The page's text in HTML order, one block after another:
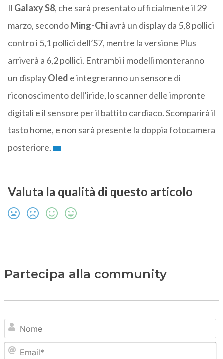
Il Galaxy S8, che sarà presentato ufficialmente il 29
marzo, secondoMing-Chiavrà un display da 5,8 pollici
contro i 5,1 pollici dell’S7, mentre la versione Plus
arriverà a 6,2 pollici. Entrambi i modelli monteranno
un displayOled e integreranno un sensore di
riconoscimento dell’iride, lo scanner delle impronte
digitali e il sensore per il battito cardiaco. Scomparirà il
tasto home, e non sarà presente la doppia fotocamera
posteriore.
Valuta la qualità di questo articolo
Partecipa alla community